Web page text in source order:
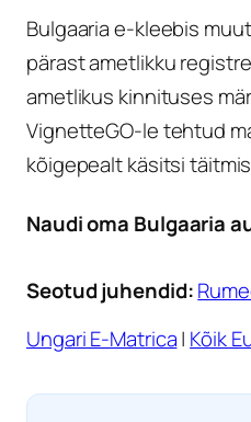
Bulgaaria e-kleebis
pärast ametlikku
ametlikus kinnituses
VignetteGO-le tehtud
kõigepealt käsitsi
Naudi oma Bulgaaria
Seotud juhendid:
Ungari E-Matrica| Kõik